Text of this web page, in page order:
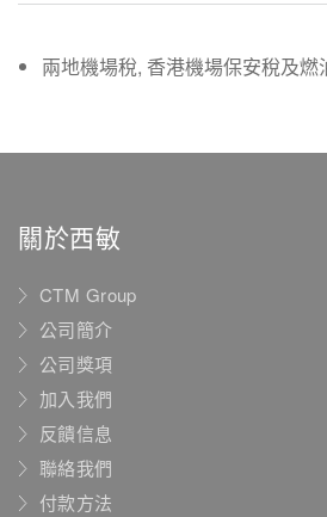
兩地機場稅, 香港機場保安稅及燃
關於西敏
CTM Group
公司簡介
公司獎項
加入我們
反饋信息
聯絡我們
付款方法